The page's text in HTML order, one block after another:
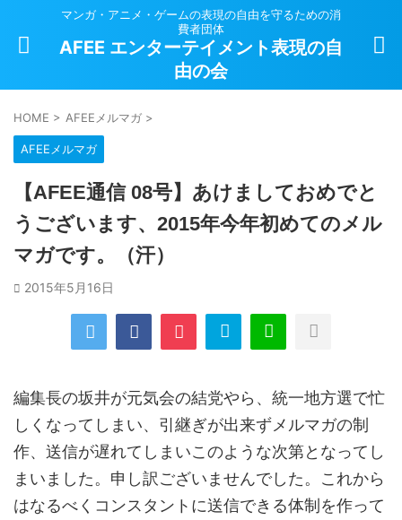
マンガ・アニメ・ゲームの表現の自由を守るための消
費者団体
AFEE エンターテイメント表現の自
由の会
HOME > AFEEメルマガ >
AFEEメルマガ
【AFEE通信 08号】あけましておめでと
うございます、2015年今年初めてのメル
マガです。（汗）
2015年5月16日
編集長の坂井が元気会の結党やら、統一地方選で忙
しくなってしまい、引継ぎが出来ずメルマガの制
作、送信が遅れてしまいこのような次第となってし
まいました。申し訳ございませんでした。これから
はなるべくコンスタントに送信できる体制を作って